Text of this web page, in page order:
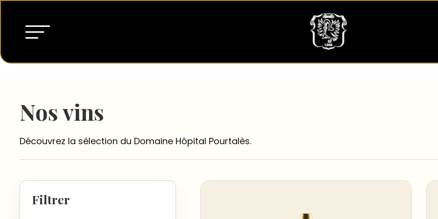
Nos vins
Découvrez la sélection du Domaine Hôpital Pourtalès.
Filtrer